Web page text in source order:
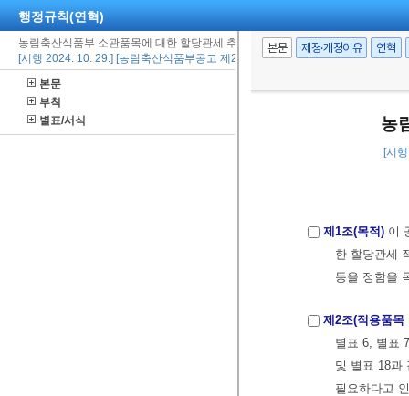
행정규칙(연혁)
농림축산식품부 소관품목에 대한 할당관세 추천요령
[시행 2024. 10. 29.] [농림축산식품부공고 제2024-454호, 2024. 10. 28., 폐지제
본문
부칙
별표/서식
본문 제정·개정이유 연혁
농
[시
제1조(목적) 이
한 할당관세
등을 정함을
제2조(적용품목
별표 6, 별표
및 별표 18과
필요하다고